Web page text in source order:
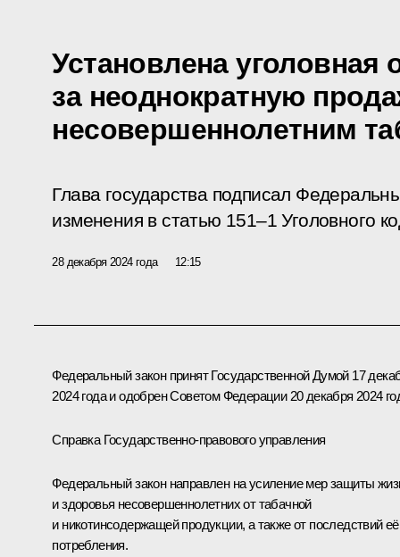
Установлена уголовная
за неоднократную
несовершеннолетним
Глава государства подписал
изменения в статью 151–1 Уголовного
28 декабря 2024 года 12:15
Федеральный закон принят Государственной Думой 17
2024 года и одобрен Советом Федерации 20 декабря 2024
Справка Государственно-правового управления
Федеральный закон направлен на усиление мер защиты
и здоровья несовершеннолетних от табачной
и никотинсодержащей продукции, а также от последствий её
потребления.